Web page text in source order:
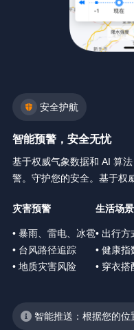
安全护航
智能预警，安全无忧
基于权威气象数据和 AI 算
警。守护您的安全。基于权
灾害预警
• 暴雨、雷电、冰雹
• 台风路径追踪
• 地质灾害风险
生活场景
• 出行方
• 健康指
• 穿衣搭
智能推送：根据您的位